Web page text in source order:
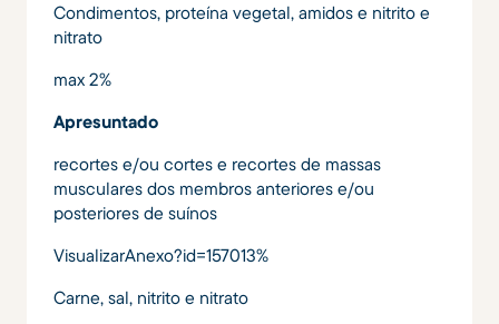
Condimentos, proteína vegetal, amidos e nitrito e
nitrato
max 2%
Apresuntado
recortes e/ou cortes e recortes de massas
musculares dos membros anteriores e/ou
posteriores de suínos
VisualizarAnexo?id=157013%
Carne, sal, nitrito e nitrato